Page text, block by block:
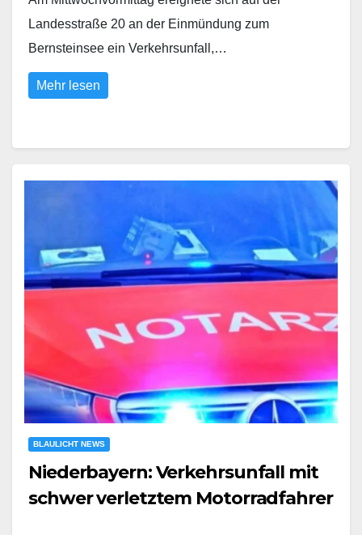
Landesstraße 20 an der Einmündung zum
Bernsteinsee ein Verkehrsunfall,…
Mehr lesen
BLAULICHT NEWS
Niederbayern: Verkehrsunfall mit
schwer verletztem Motorradfahrer